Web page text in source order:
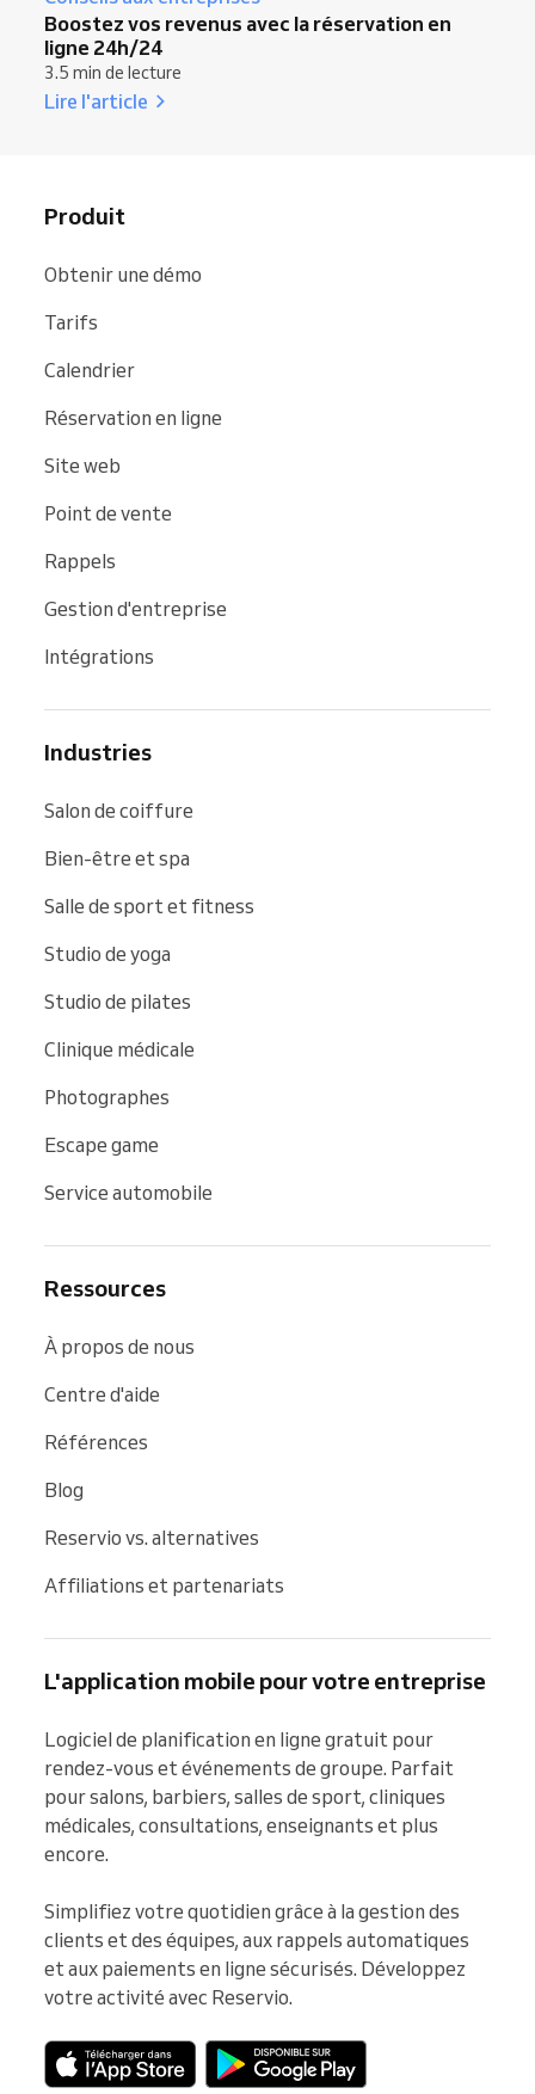
Boostez vos revenus avec la réservation en
ligne 24h/24
3.5 min de lecture
Lire l'article
Produit
Obtenir une démo
Tarifs
Calendrier
Réservation en ligne
Site web
Point de vente
Rappels
Gestion d'entreprise
Intégrations
Industries
Salon de coiffure
Bien-être et spa
Salle de sport et fitness
Studio de yoga
Studio de pilates
Clinique médicale
Photographes
Escape game
Service automobile
Ressources
À propos de nous
Centre d'aide
Références
Blog
Reservio vs. alternatives
Affiliations et partenariats
L'application mobile pour votre entreprise
Logiciel de planification en ligne gratuit pour
rendez-vous et événements de groupe. Parfait
pour salons, barbiers, salles de sport, cliniques
médicales, consultations, enseignants et plus
encore.
Simplifiez votre quotidien grâce à la gestion des
clients et des équipes, aux rappels automatiques
et aux paiements en ligne sécurisés. Développez
votre activité avec Reservio.